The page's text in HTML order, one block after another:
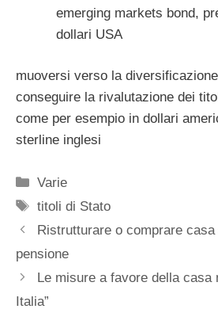
emerging markets bond,
dollari USA
muoversi verso la
conseguire la rivalutazione dei
come per esempio in dollari
sterline inglesi
Categorie
Varie
Tag
titoli di Stato
Ristrutturare o comprare casa
pensione
Le misure a favore della casa
Italia”